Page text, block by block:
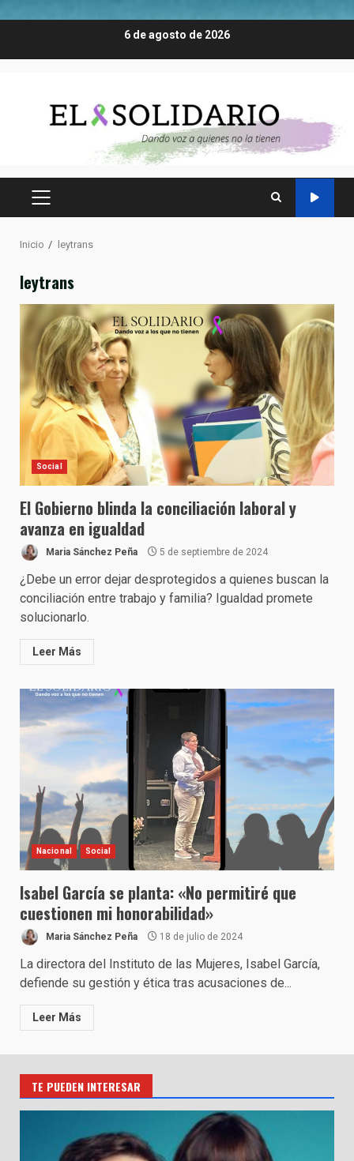
6 de agosto de 2026
MENÚ
Inicio leytrans
leytrans
Social
El Gobierno blinda la conciliación laboral y
avanza en igualdad
Maria Sánchez Peña 5 de septiembre de 2024
¿Debe un error dejar desprotegidos a quienes buscan la
conciliación entre trabajo y familia? Igualdad promete
solucionarlo.
Leer Más
Nacional Social
Isabel García se planta: «No permitiré que
cuestionen mi honorabilidad»
Maria Sánchez Peña 18 de julio de 2024
La directora del Instituto de las Mujeres, Isabel García,
defiende su gestión y ética tras acusaciones de...
Leer Más
TE PUEDEN INTERESAR